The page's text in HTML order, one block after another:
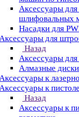
Аксессуары
шлифовальных
Насадки для
для
Назад
Аксессуары
Алмазные
к
к
Назад
Аксессуары к